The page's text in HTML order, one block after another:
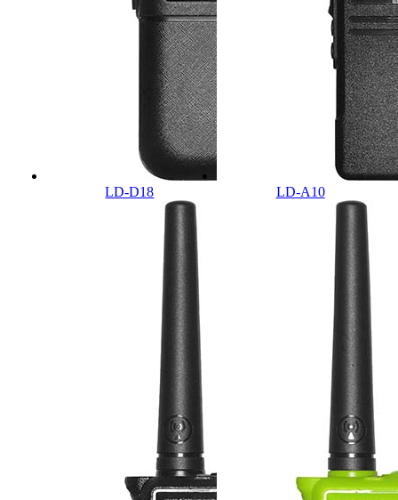
LD-D18 LD-A10